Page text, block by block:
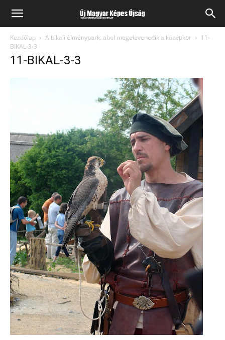
Kezdőlap A bikali élménypark, ahol megelevenedik a középkor
11-
BIKAL-3-3
11-BIKAL-3-3